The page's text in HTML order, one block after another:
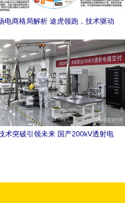
电商格局解析 途虎领跑，技术驱动
术突破引领未来 国产200kV透射电